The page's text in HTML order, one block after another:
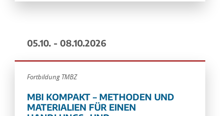
05.10. - 08.10.2026
Fortbildung TMBZ
MBI KOMPAKT – METHODEN UND
MATERIALIEN FÜR EINEN